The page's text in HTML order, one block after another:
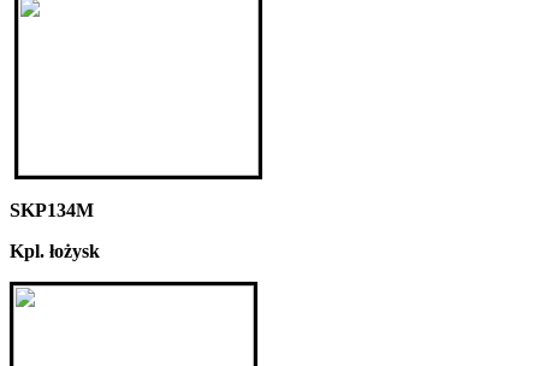
SKP134M
Kpl. łożysk